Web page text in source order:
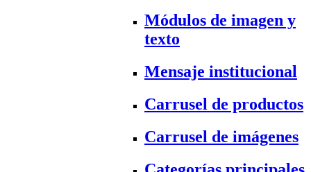
Módulos de imagen y
texto
Mensaje institucional
Carrusel de productos
Carrusel de imágenes